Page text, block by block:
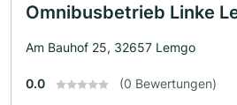
Omnibusbetrieb Linke
Am Bauhof 25, 32657 Lemgo
0.0 (0 Bewertungen)